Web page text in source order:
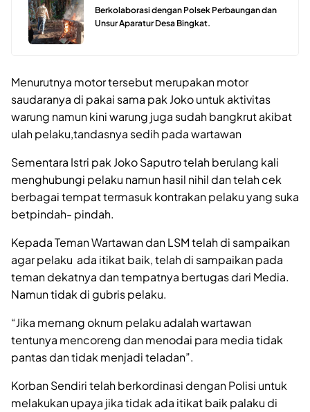
Berkolaborasi dengan Polsek Perbaungan dan
Unsur Aparatur Desa Bingkat.
Menurutnya motor tersebut merupakan motor
saudaranya di pakai sama pak Joko untuk aktivitas
warung namun kini warung juga sudah bangkrut akibat
ulah pelaku,tandasnya sedih pada wartawan
Sementara Istri pak Joko Saputro telah berulang kali
menghubungi pelaku namun hasil nihil dan telah cek
berbagai tempat termasuk kontrakan pelaku yang suka
betpindah- pindah.
Kepada Teman Wartawan dan LSM telah di sampaikan
agar pelaku ada itikat baik, telah di sampaikan pada
teman dekatnya dan tempatnya bertugas dari Media.
Namun tidak di gubris pelaku.
“Jika memang oknum pelaku adalah wartawan
tentunya mencoreng dan menodai para media tidak
pantas dan tidak menjadi teladan”.
Korban Sendiri telah berkordinasi dengan Polisi untuk
melakukan upaya jika tidak ada itikat baik palaku di